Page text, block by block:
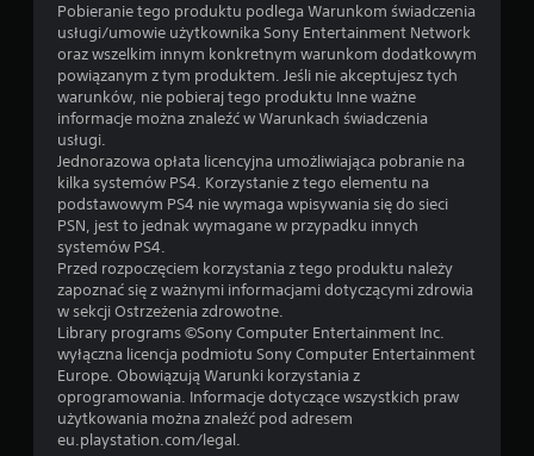
Pobieranie tego produktu podlega Warunkom świadczenia
usługi/umowie użytkownika Sony Entertainment Network
oraz wszelkim innym konkretnym warunkom dodatkowym
powiązanym z tym produktem. Jeśli nie akceptujesz tych
warunków, nie pobieraj tego produktu Inne ważne
informacje można znaleźć w Warunkach świadczenia
usługi.
Jednorazowa opłata licencyjna umożliwiająca pobranie na
kilka systemów PS4. Korzystanie z tego elementu na
podstawowym PS4 nie wymaga wpisywania się do sieci
PSN, jest to jednak wymagane w przypadku innych
systemów PS4.
Przed rozpoczęciem korzystania z tego produktu należy
zapoznać się z ważnymi informacjami dotyczącymi zdrowia
w sekcji Ostrzeżenia zdrowotne.
Library programs ©Sony Computer Entertainment Inc.
wyłączna licencja podmiotu Sony Computer Entertainment
Europe. Obowiązują Warunki korzystania z
oprogramowania. Informacje dotyczące wszystkich praw
użytkowania można znaleźć pod adresem
eu.playstation.com/legal.